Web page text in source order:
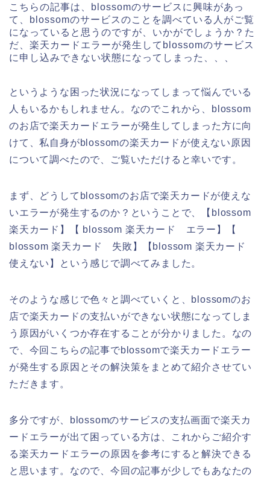
こちらの記事は、blossomのサービスに興味があっ
て、blossomのサービスのことを調べている人がご覧
になっていると思うのですが、いかがでしょうか？た
だ、楽天カードエラーが発生してblossomのサービス
に申し込みできない状態になってしまった、、、
というような困った状況になってしまって悩んでいる
人もいるかもしれません。なのでこれから、blossom
のお店で楽天カードエラーが発生してしまった方に向
けて、私自身がblossomの楽天カードが使えない原因
について調べたので、ご覧いただけると幸いです。
まず、どうしてblossomのお店で楽天カードが使えな
いエラーが発生するのか？ということで、【blossom
楽天カード】【 blossom 楽天カード エラー】【
blossom 楽天カード 失敗】【blossom 楽天カード
使えない】という感じで調べてみました。
そのような感じで色々と調べていくと、blossomのお
店で楽天カードの支払いができない状態になってしま
う原因がいくつか存在することが分かりました。なの
で、今回こちらの記事でblossomで楽天カードエラー
が発生する原因とその解決策をまとめて紹介させてい
ただきます。
多分ですが、blossomのサービスの支払画面で楽天カ
ードエラーが出て困っている方は、これからご紹介す
る楽天カードエラーの原因を参考にすると解決できる
と思います。なので、今回の記事が少しでもあなたの